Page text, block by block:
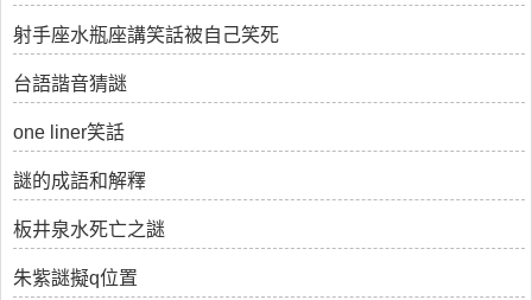
射手座水瓶座講笑話被自己笑死
台語諧音猜謎
one liner笑話
謎的成語和解釋
板井泉水死亡之謎
朱紫謎擬q位置